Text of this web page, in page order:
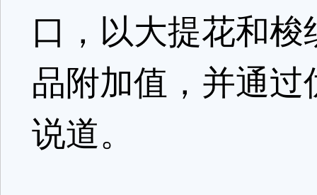
口，以大提花和
品附加值，并通过
说道。